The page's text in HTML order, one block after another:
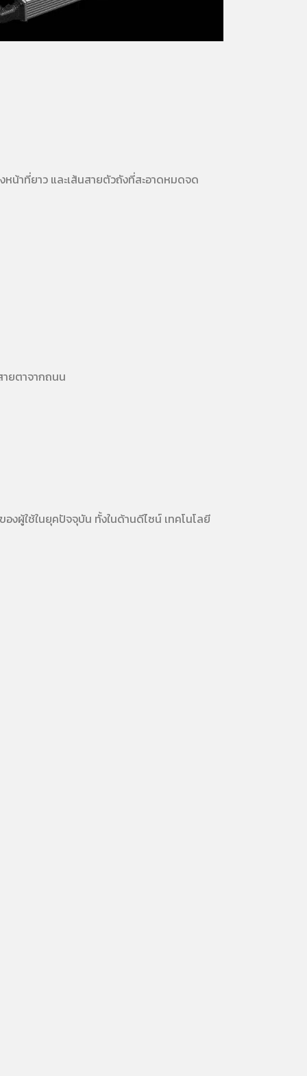
น้าที่ยาว และเส้นสายตัวถังที่สะอาดหมดจด
ายตาจากถนน
ผู้ใช้ในยุคปัจจุบัน ทั้งในด้านดีไซน์ เทคโนโลยี